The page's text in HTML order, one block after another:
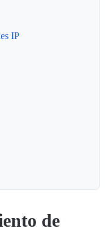
IP
de